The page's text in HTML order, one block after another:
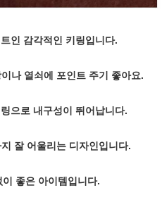
인 감각적인 키링입니다.
나 열쇠에 포인트 주기 좋아요.
으로 내구성이 뛰어납니다.
잘 어울리는 디자인입니다.
좋은 아이템입니다.